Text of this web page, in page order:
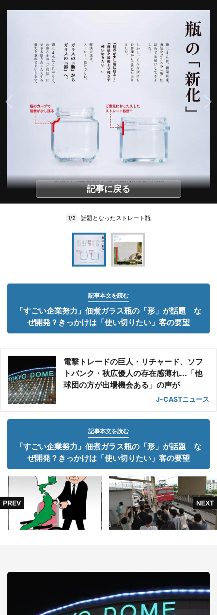
記事に戻る
1/2 話題となったストレート瓶
記事本文を読む
「すごい企業努力」佃煮ガラス瓶の「形」が話題 な
ぜ開発？きっかけは「使い切りたい」客の要望
電撃トレードの巨人・リチャード、ソフ
トバンク・秋広優人の存在感薄れ...「他
球団の方が出場機会ある」の声が
J-CASTニュース
記事本文を読む
「すごい企業努力」佃煮ガラス瓶の「形」が話題 な
ぜ開発？きっかけは「使い切りたい」客の要望